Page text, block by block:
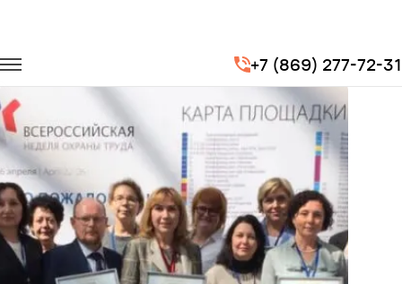
+7 (869) 277-72-31
Транспорт на мероприятия
Всероссийская неделя охраны труда 2019 г. Сочи